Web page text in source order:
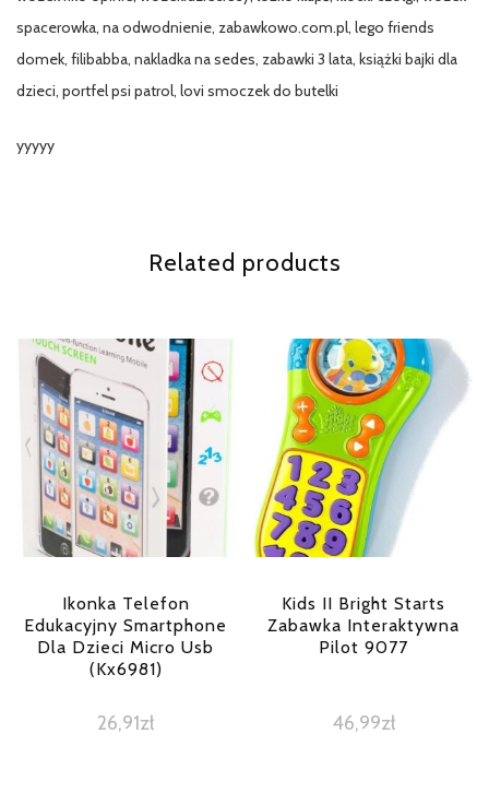
spacerowka, na odwodnienie, zabawkowo.com.pl, lego friends
domek, filibabba, nakladka na sedes, zabawki 3 lata, książki bajki dla
dzieci, portfel psi patrol, lovi smoczek do butelki
yyyyy
Related products
Ikonka Telefon
Edukacyjny Smartphone
Dla Dzieci Micro Usb
(Kx6981)
26,91zł
Kids II Bright Starts
Zabawka Interaktywna
Pilot 9077
46,99zł